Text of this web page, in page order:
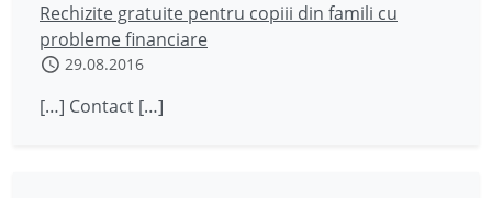
Rechizite gratuite pentru copiii din famili cu
probleme financiare
29.08.2016
[…] Contact […]